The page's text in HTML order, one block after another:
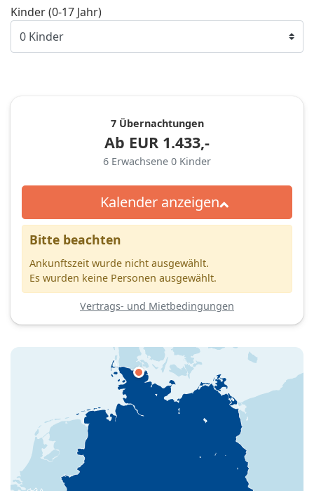
Kinder (0-17 Jahr)
7 Übernachtungen
Ab EUR 1.433,-
6 Erwachsene 0 Kinder
Kalender anzeigen
Bitte beachten
Ankunftszeit wurde nicht ausgewählt.
Es wurden keine Personen ausgewählt.
Vertrags- und Mietbedingungen